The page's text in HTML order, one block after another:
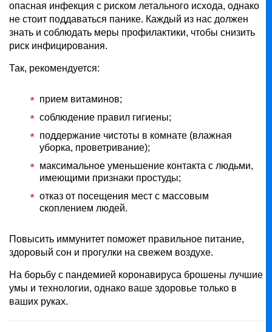
опасная инфекция с риском летального исхода, однако
не стоит поддаваться панике. Каждый из нас должен
знать и соблюдать меры профилактики, чтобы снизить
риск инфицирования.
Так, рекомендуется:
прием витаминов;
соблюдение правил гигиены;
поддержание чистоты в комнате (влажная
уборка, проветривание);
максимальное уменьшение контакта с людьми,
имеющими признаки простуды;
отказ от посещения мест с массовым
скоплением людей.
Повысить иммунитет поможет правильное питание,
здоровый сон и прогулки на свежем воздухе.
На борьбу с пандемией коронавируса брошены лучшие
умы и технологии, однако ваше здоровье только в
ваших руках.